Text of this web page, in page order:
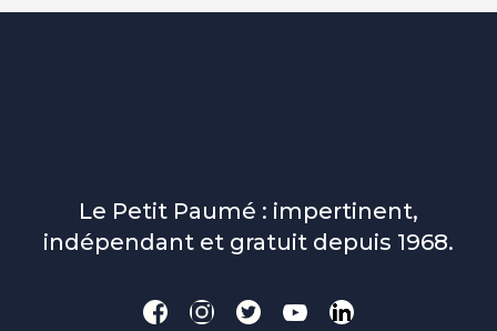
Le Petit Paumé : impertinent,
indépendant et gratuit depuis 1968.